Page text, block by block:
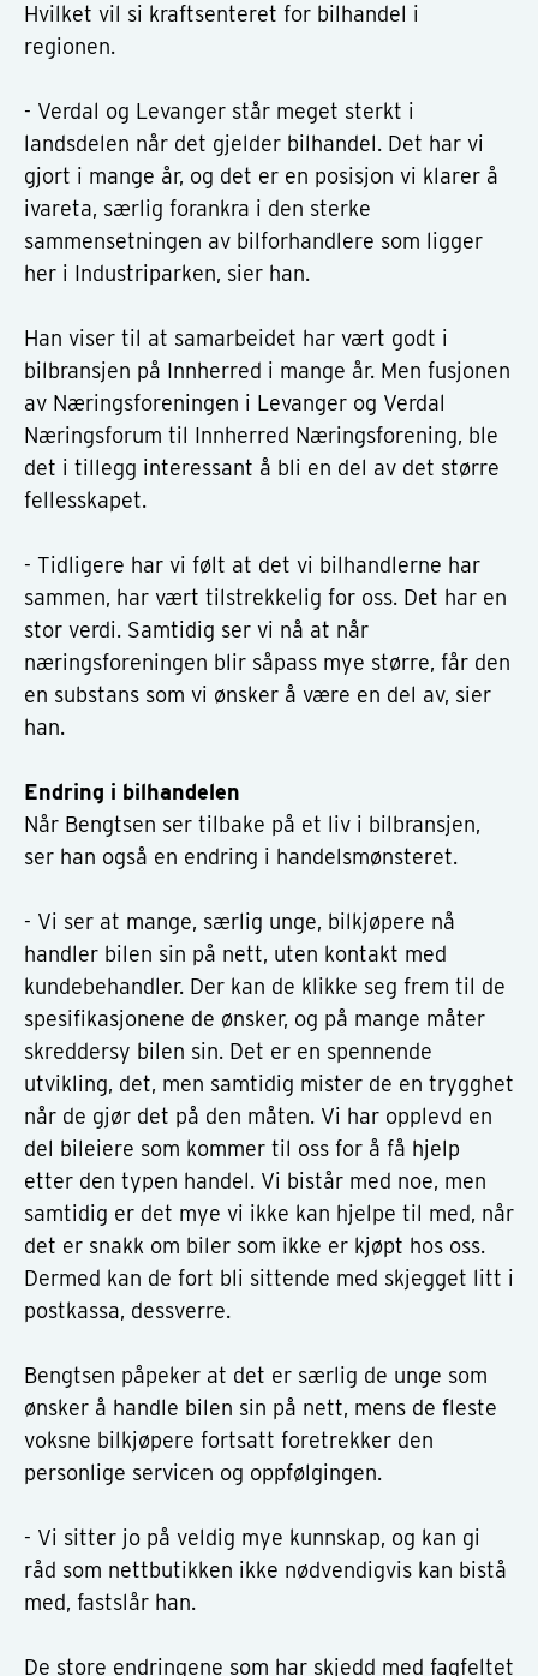
Hvilket vil si kraftsenteret for bilhandel i
regionen.
- Verdal og Levanger står meget sterkt i
landsdelen når det gjelder bilhandel. Det har vi
gjort i mange år, og det er en posisjon vi klarer å
ivareta, særlig forankra i den sterke
sammensetningen av bilforhandlere som ligger
her i Industriparken, sier han.
Han viser til at samarbeidet har vært godt i
bilbransjen på Innherred i mange år. Men fusjonen
av Næringsforeningen i Levanger og Verdal
Næringsforum til Innherred Næringsforening, ble
det i tillegg interessant å bli en del av det større
fellesskapet.
- Tidligere har vi følt at det vi bilhandlerne har
sammen, har vært tilstrekkelig for oss. Det har en
stor verdi. Samtidig ser vi nå at når
næringsforeningen blir såpass mye større, får den
en substans som vi ønsker å være en del av, sier
han.
Endring i bilhandelen
Når Bengtsen ser tilbake på et liv i bilbransjen,
ser han også en endring i handelsmønsteret.
- Vi ser at mange, særlig unge, bilkjøpere nå
handler bilen sin på nett, uten kontakt med
kundebehandler. Der kan de klikke seg frem til de
spesifikasjonene de ønsker, og på mange måter
skreddersy bilen sin. Det er en spennende
utvikling, det, men samtidig mister de en trygghet
når de gjør det på den måten. Vi har opplevd en
del bileiere som kommer til oss for å få hjelp
etter den typen handel. Vi bistår med noe, men
samtidig er det mye vi ikke kan hjelpe til med, når
det er snakk om biler som ikke er kjøpt hos oss.
Dermed kan de fort bli sittende med skjegget litt i
postkassa, dessverre.
Bengtsen påpeker at det er særlig de unge som
ønsker å handle bilen sin på nett, mens de fleste
voksne bilkjøpere fortsatt foretrekker den
personlige servicen og oppfølgingen.
- Vi sitter jo på veldig mye kunnskap, og kan gi
råd som nettbutikken ikke nødvendigvis kan bistå
med, fastslår han.
De store endringene som har skjedd med fagfeltet